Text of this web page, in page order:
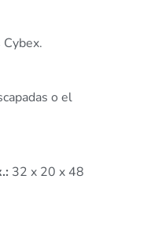
o el
32 x 20 x 48